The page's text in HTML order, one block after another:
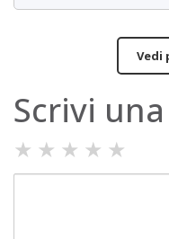
Vedi
Scrivi
★ ★ ★ ★ ★